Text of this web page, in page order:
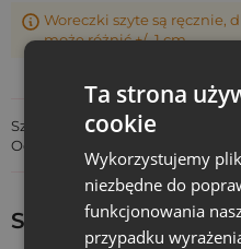
znaczenie.
Zamów już dziś i
pięknie, z pomysłem.
Woreczki szyte są ręcznie,
może różnić +/- 1 cm
Szczegóły dotyczące
Odpowiedzialność za produkt
Sprawdź inne
Ta strona
cookie
Wykorzystujemy
niezbędne do
funkcjonowania
przypadku